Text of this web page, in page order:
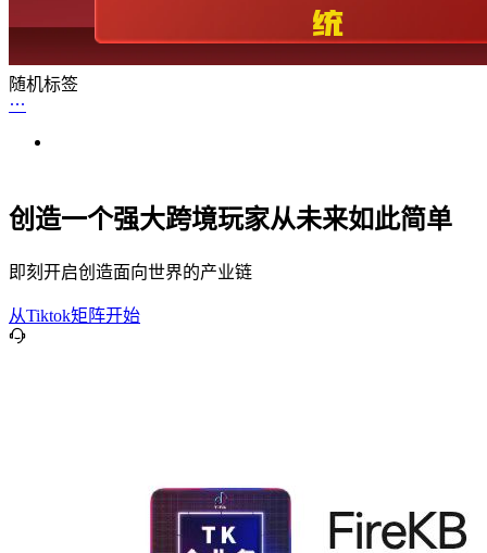
随机标签
创造一个强大跨境玩家从未来如此简单
即刻开启创造面向世界的产业链
从Tiktok矩阵开始